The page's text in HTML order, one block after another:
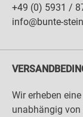
+49 (0) 5931 /
info@bunte-
Wir erheben
unabhängig von